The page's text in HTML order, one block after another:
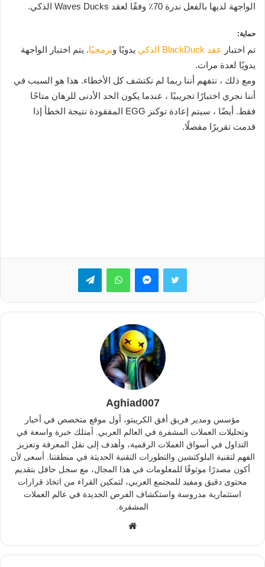
الواجهة لديها بالفعل ندرة 70٪ وفقًا لعقد Waves Ducks الذكي.‌‌
حماية:
تم اختبار عقد BlackDuck الذكي يدويًا وبرمجيًا. يتم اختبار الواجهة
يدويًا لعدة مرات.
ومع ذلك ، نتفهم أننا ربما لم نكتشف كل الأخطاء. هذا هو السبب في
أننا نجري اختبارًا تجريبيًا ، عندما يكون الحد الأدنى للرهان متاحًا
فقط. أيضًا ، سيتم إعادة توكنز EGG المفقودة نتيجة الخطأ إذا
قدمت تقريرًا مفصلًا.‌‌
تويتر ماسنجرواتساب تيلقرام
Aghiad007
مؤسس ومدير فريق أفق الكريبتو، أول موقع متخصص في أخبار
وتحليلات العملات المشفرة في العالم العربي. أمتلك خبرة واسعة في
التداول في أسواق العملات الرقمية، وأهدف إلى نقل المعرفة وتعزيز
الفهم لتقنية البلوكتشين والتطورات التقنية الحديثة في منطقتنا. أسعى لأن
أكون مصدرًا موثوقًا للمعلومات في هذا المجال، مع سجل حافل بتقديم
محتوى دقيق ومفيد للمجتمع العربي، لتمكين القراء من اتخاذ قرارات
استثمارية مدروسة واستكشاف الفرص الجديدة في عالم العملات
المشفرة.